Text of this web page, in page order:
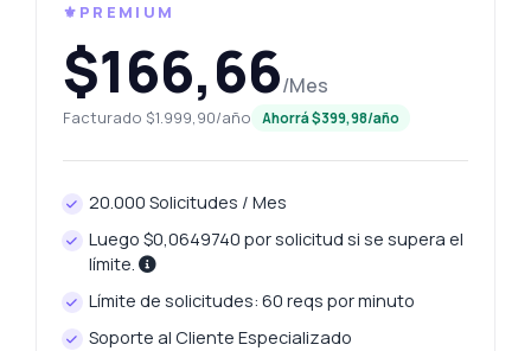
⚜️PREMIUM
$166,66/Mes
Facturado $1.999,90/año Ahorrá $399,98/año
20.000 Solicitudes / Mes
Luego $0,0649740 por solicitud si se supera el
límite.
Límite de solicitudes: 60 reqs por minuto
Soporte al Cliente Especializado